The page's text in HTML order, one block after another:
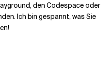
den Codespace oder
Ich bin gespannt, was Sie